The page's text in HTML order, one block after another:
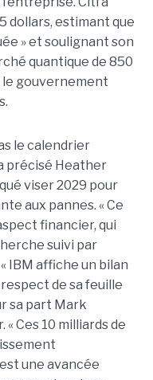
dollars, estimant que
» et soulignant son
quantique de 850
le gouvernement
le calendrier
précisé Heather
viser 2029 pour
aux pannes. « Ce
financier, qui
suivi par
IBM affiche un bilan
de sa feuille
sa part Mark
Ces 10 milliards de
une avancée